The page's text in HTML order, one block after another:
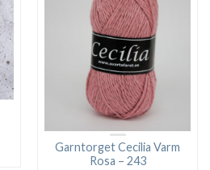
Garntorget Cecilia Varm
Rosa – 243